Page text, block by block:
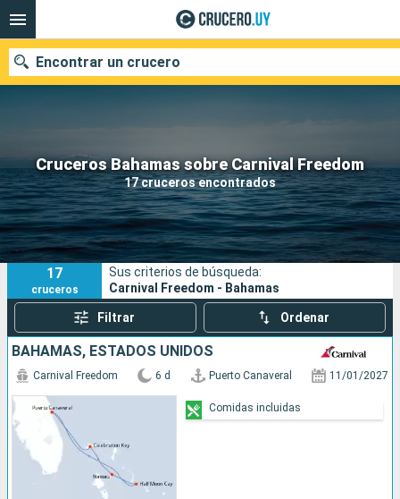
Cruceros Bahamas sobre Carnival Freedom
17 cruceros encontrados
Encontrar un crucero
Nuestros destinos
Fecha de salida
Puertos Compañías
Buscar
17
cruceros
Sus criterios de búsqueda:
Carnival Freedom - Bahamas
Filtrar Ordenar
BAHAMAS, ESTADOS UNIDOS
Carnival Freedom 6 d Puerto Canaveral 11/01/2027
Comidas incluidas